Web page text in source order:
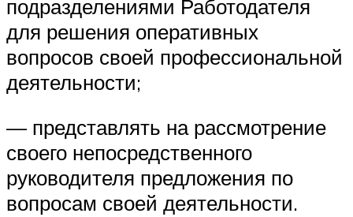
подразделениями Работодателя
для решения оперативных
вопросов своей профессиональной
деятельности;
— представлять на рассмотрение
своего непосредственного
руководителя предложения по
вопросам своей деятельности.